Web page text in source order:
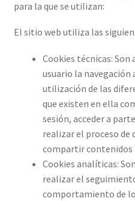
para la que se utilizan:
El sitio web utiliza las
Cookies técnicas:
usuario la navegación
utilización de las
que existen en ella
sesión, acceder a
realizar el proceso de
compartir contenidos
Cookies analíticas:
realizar el
comportamiento de